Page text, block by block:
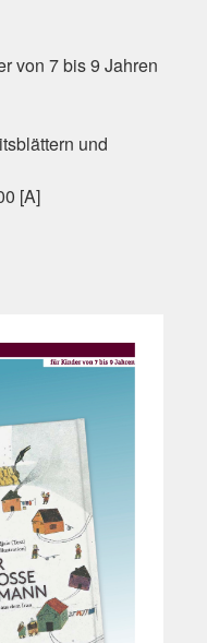
von 7 bis 9 Jahren
und
[A]